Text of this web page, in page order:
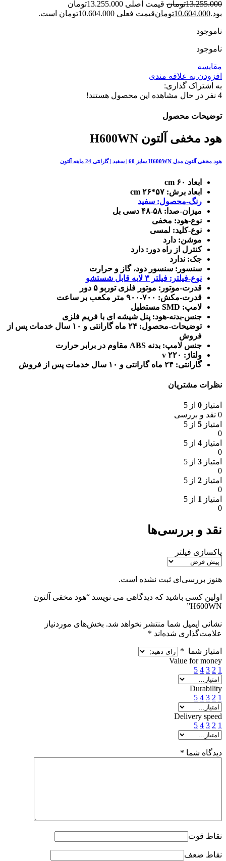
13.255.000تومان
قیمت اصلی 13.255.000تومان
بود.10.604.000تومانقیمت فعلی 10.604.000تومان است.
ناموجود
ناموجود
مقایسه
افزودن به علاقه مندی
به اشتراک گذاری:
4 نفر در حال مشاهده این محصول هستند!
توضیحات محصول
هود مخفی آلتون H600WN
هود مخفی آلتون مدل H600WN سایز 60 | سفید | گارانتی 24 ماهه آلتون
ابعاد ۶۰ cm
ابعاد برش: ۵۷*۲۶ cm
رنگ-محصول: سفید
میزان-صدا: ۵۸-۴۸ دسی بل
نوع-هود: مخفی
نوع-کلید: لمسی
موشن: دارد
کنترل از راه دور: دارد
جک: ندارد
سنسور: سنسور دود، گاز و حرارت
نوع-فیلتر: فیلتر ۳ لایه قابل شستشو
قدرت-موتور: موتور فلزی توربو ۵ دور
قدرت-مکش: ۷۰۰-۹۰۰ متر مکعب بر ساعت
لامپ: SMD مستطیل
جنس-بدنه-هود: پنل شیشه ای با فریم فلزی
توضیحات-محصول: ۲۴ ماه گارانتی و ۱۰ سال خدمات پس از
فروش
جنس لامپ: بدنه ABS مقاوم در برابر حرارت
ولتاژ: ۲۲۰ v
گارانتی: ۲۴ ماه گارانتی و ۱۰ سال خدمات پس از فروش
نظرات مشتریان
امتیاز 0 از 5
0 نقد و بررسی
امتیاز 5 از 5
0
امتیاز 4 از 5
0
امتیاز 3 از 5
0
امتیاز 2 از 5
0
امتیاز 1 از 5
0
نقد و بررسی‌ها
پاکسازی فیلتر
هنوز بررسی‌ای ثبت نشده است.
اولین کسی باشید که دیدگاهی می نویسد “هود مخفی آلتون
H600WN”
نشانی ایمیل شما منتشر نخواهد شد. بخش‌های موردنیاز
علامت‌گذاری شده‌اند *
امتیاز شما *
Value for money
1
2
3
4
5
Durability
1
2
3
4
5
Delivery speed
1
2
3
4
5
دیدگاه شما *
نقاط قوت
نقاط ضعف